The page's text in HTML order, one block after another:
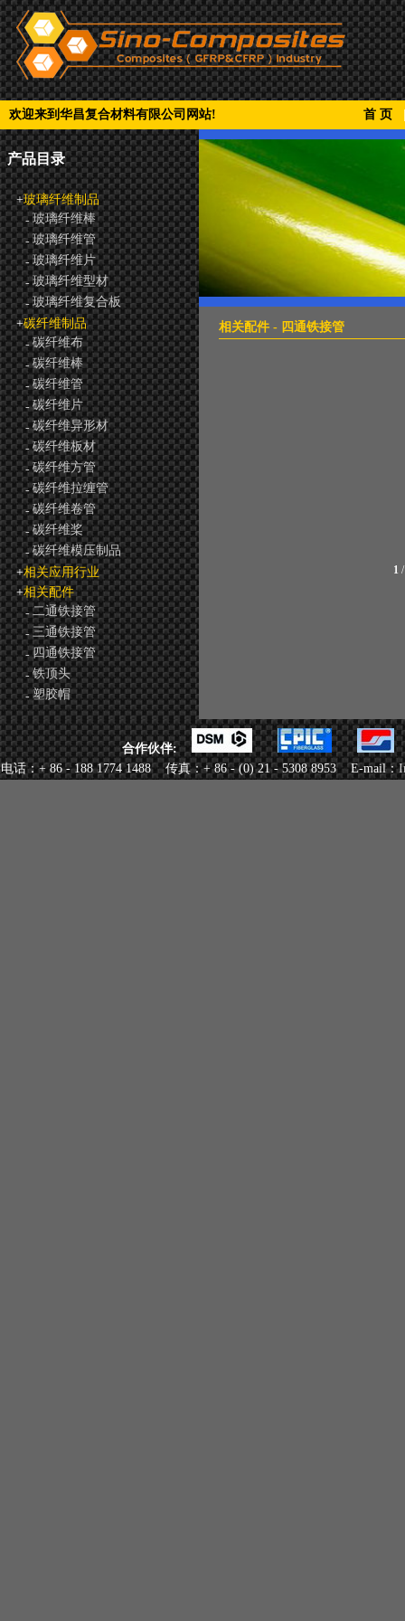
欢迎来到华昌复合材料有限公司网站! 首 页
产品目录
+玻璃纤维制品
- 玻璃纤维棒
- 玻璃纤维管
- 玻璃纤维片
- 玻璃纤维型材
- 玻璃纤维复合板
+碳纤维制品
- 碳纤维布
- 碳纤维棒
- 碳纤维管
- 碳纤维片
- 碳纤维异形材
- 碳纤维板材
- 碳纤维方管
- 碳纤维拉缠管
- 碳纤维卷管
- 碳纤维桨
- 碳纤维模压制品
+相关应用行业
+相关配件
- 二通铁接管
- 三通铁接管
- 四通铁接管
- 铁顶头
- 塑胶帽
相关配件 - 四通铁接管
1
合作伙伴:
电话：+ 86 - 188 1774 1488 传真：+ 86 - (0) 21 - 5308 8953 E-mail：